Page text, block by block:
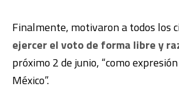
Finalmente, motivaron a todos los
ejercer el voto de forma libre y
próximo 2 de junio, “como
México”.